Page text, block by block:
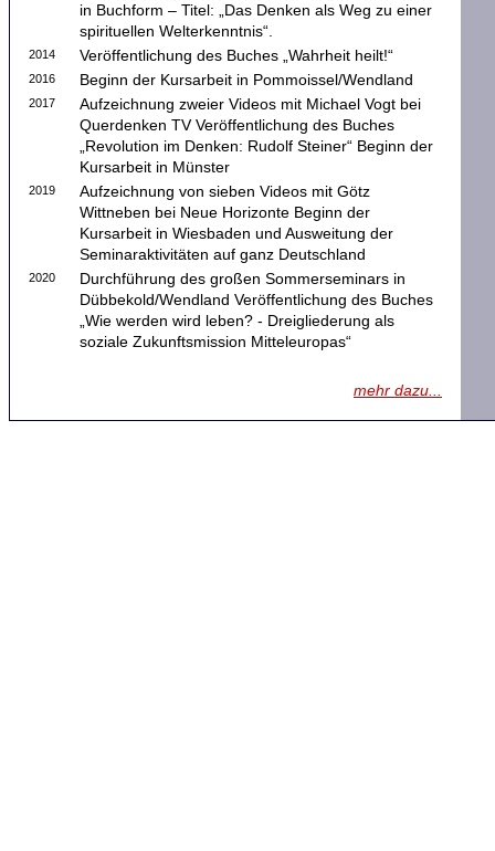
in Buchform – Titel: „Das Denken als Weg zu einer
spirituellen Welterkenntnis“.
2014 Veröffentlichung des Buches „Wahrheit heilt!“
2016 Beginn der Kursarbeit in Pommoissel/Wendland
2017
Aufzeichnung zweier Videos mit Michael Vogt bei
Querdenken TV Veröffentlichung des Buches
„Revolution im Denken: Rudolf Steiner“ Beginn der
Kursarbeit in Münster
2019
Aufzeichnung von sieben Videos mit Götz
Wittneben bei Neue Horizonte Beginn der
Kursarbeit in Wiesbaden und Ausweitung der
Seminaraktivitäten auf ganz Deutschland
2020
Durchführung des großen Sommerseminars in
Dübbekold/Wendland Veröffentlichung des Buches
„Wie werden wird leben? - Dreigliederung als
soziale Zukunftsmission Mitteleuropas“
mehr dazu...